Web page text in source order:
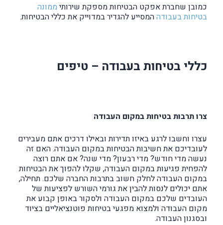
כמובן שחברת אפקט הבטיחות מספקת שירותיממונה
בטיחות בעבודההמסייע להגדיר במדוייק את כללי הבטיחות.
כללי בטיחות בעבודה – טיפים
צרו תרבות בטיחות במקום העבודה
עצרו וחשבו לרגע באיזו תדירות ובאילו דרכים אתם מעבירים
לעובדיכם את חשיבות הבטיחות במקום העבודה. האם זה
נעשה מדי חודש? מדי רבעון? מדי שנה? אם אתם רוצה
להפחית פגיעות במקום העבודה, שקלו להפוך את הבטיחות
במקום העבודה לחלק חשוב בתרבות החברה שלכם. תחילה,
אתם יכולים לנסות להבין את גורמי השורש לפציעות של
העובדים שלכם במקום העבודה ולסקור באופן קבוע את
מקום העבודה ולמצוא מפגעי בטיחות פוטנציאליים בציוד
ובסגנון העבודה.